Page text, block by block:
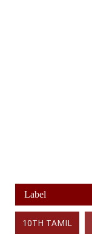
Label
10TH TAMIL